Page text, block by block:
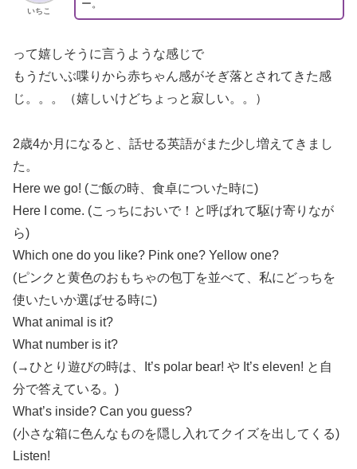
いちこ
ー。
って嬉しそうに言うような感じで
もうだいぶ喋りから赤ちゃん感がそぎ落とされてきた感
じ。。。（嬉しいけどちょっと寂しい。。）
2歳4か月になると、話せる英語がまた少し増えてきまし
た。
Here we go! (ご飯の時、食卓についた時に)
Here I come. (こっちにおいで！と呼ばれて駆け寄りなが
ら)
Which one do you like? Pink one? Yellow one?
(ピンクと黄色のおもちゃの包丁を並べて、私にどっちを
使いたいか選ばせる時に)
What animal is it?
What number is it?
(→ひとり遊びの時は、It’s polar bear! や It’s eleven! と自
分で答えている。)
What’s inside? Can you guess?
(小さな箱に色んなものを隠し入れてクイズを出してくる)
Listen!